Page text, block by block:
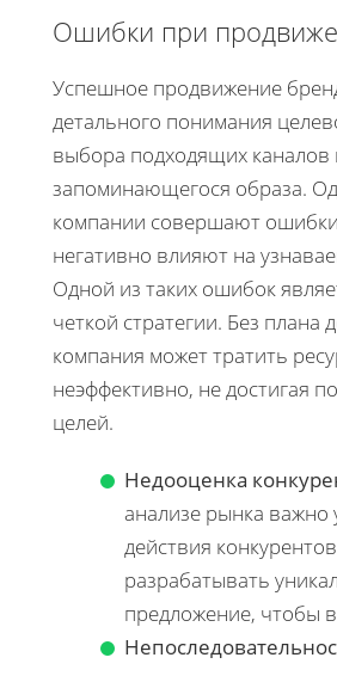
Ошибки при
Успешное продвижение
детального понимания
выбора подходящих каналов
запоминающегося образа.
компании совершают
негативно влияют на
Одной из таких ошибок
четкой стратегии. Без плана
компания может тратить
неэффективно, не достигая
целей.
Недооценка
анализе рынка важно
действия
разрабатывать
предложение, чтобы